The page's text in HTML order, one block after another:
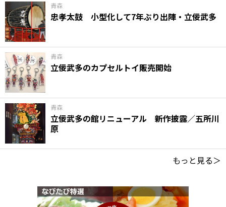
青森
忠孝太鼓 小型化して7年ぶり出陣・立佞武多
青森
立佞武多のカプセルトイ販売開始
青森
立佞武多の館リニューアル 新作披露／五所川
原
もっと見る＞